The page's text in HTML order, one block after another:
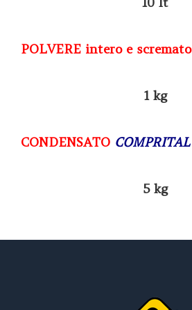
POLVERE intero e scremato
1 kg
CONDENSATO COMPRITAL
5 kg